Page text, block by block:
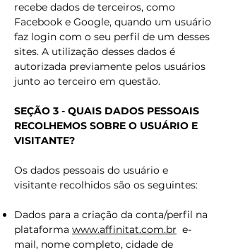
recebe dados de terceiros, como
Facebook e Google, quando um usuário
faz login com o seu perfil de um desses
sites. A utilização desses dados é
autorizada previamente pelos usuários
junto ao terceiro em questão.
SEÇÃO 3 - QUAIS DADOS PESSOAIS
RECOLHEMOS SOBRE O USUÁRIO E
VISITANTE?
Os dados pessoais do usuário e
visitante recolhidos são os seguintes:
Dados para a criação da conta/perfil na
plataforma www.affinitat.com.br e-
mail, nome completo, cidade de